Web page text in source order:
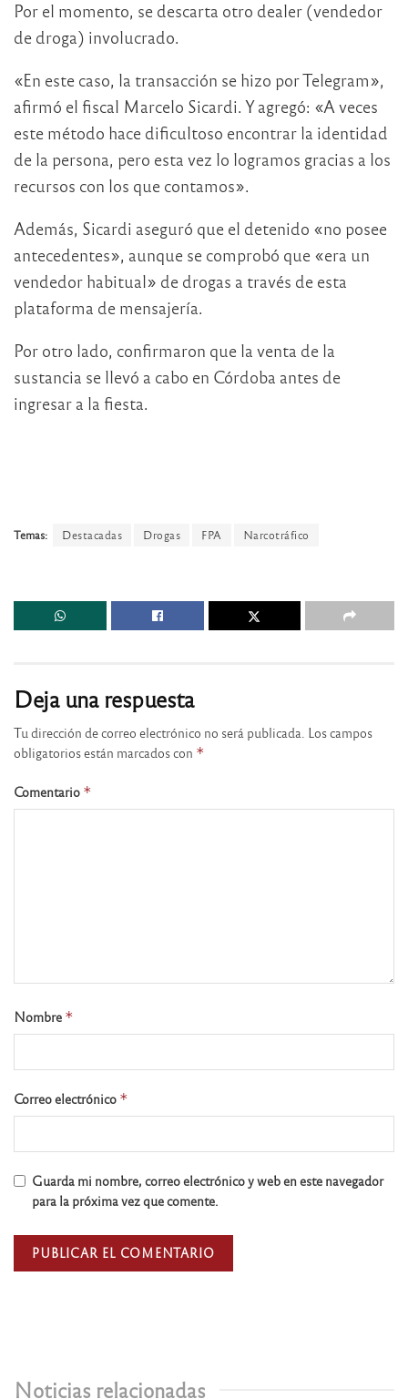
Por el momento, se descarta otro dealer (vendedor
de droga) involucrado.
«En este caso, la transacción se hizo por Telegram»,
afirmó el fiscal Marcelo Sicardi. Y agregó: «A veces
este método hace dificultoso encontrar la identidad
de la persona, pero esta vez lo logramos gracias a los
recursos con los que contamos».
Además, Sicardi aseguró que el detenido «no posee
antecedentes», aunque se comprobó que «era un
vendedor habitual» de drogas a través de esta
plataforma de mensajería.
Por otro lado, confirmaron que la venta de la
sustancia se llevó a cabo en Córdoba antes de
ingresar a la fiesta.
Temas: Destacadas Drogas FPA Narcotráfico
Noticias relacionadas
Deja una respuesta
Tu dirección de correo electrónico no será publicada. Los campos
obligatorios están marcados con *
Comentario *
Nombre *
Correo electrónico *
Guarda mi nombre, correo electrónico y web en este navegador
para la próxima vez que comente.